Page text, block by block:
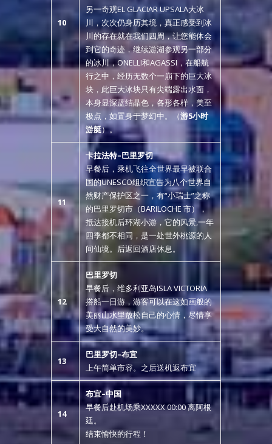
10
另一奇观EL GLACIAR UPSALA大冰
川，次次仍身历其境，真正感受到冰
川的存在就在我们四周，让您能体会
到它的奇迹，继续游湖参观另一部分
的冰川，ONELLI和AGASSI，在船航
行之中，经历无数个一崩下的巨大冰
块，此巨大冰块只有尖端露出水面，
本身显深蓝结晶色，各形各样，美至
极点，如置身于梦幻中。（游5小时
游艇）。
11
卡拉法特–巴里罗切
早餐后，乘机飞往全世界最早被联合
国的UNESCO组织宣告为八个世界自
然财产保护区之一，有“小瑞士”之称
的巴里罗切市（BARILOCHE 市），
抵达接机后环湖小游，它的风景,一年
四季都不相同，是一处世外桃源的人
间仙境。后返回酒店休息。
12
巴里罗切
早餐后，维多利亚岛ISLA VICTORIA
搭船一日游，游客可以在这如画般的
美丽山水里放松自己的心情，尽情享
受大自然的美妙。
13
巴里罗切–布宜
上午简单市容。之后送机返布宜
14
布宜–中国
早餐后赴机场乘XXXXX 00:00 离阿根
廷。
结束愉快的行程！